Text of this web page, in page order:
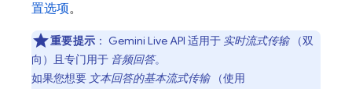
置选项。
重要提示 ： Gemini Live API 适用于 实时流式传输（双
向）且专门用于 音频回答。
如果您想要 文本回答的基本流式传输（使用